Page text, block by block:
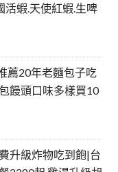
活蝦.天使紅蝦.生啤
薦20年老麵包子吃
饅頭口味多樣買10
升級炸物吃到飽|台